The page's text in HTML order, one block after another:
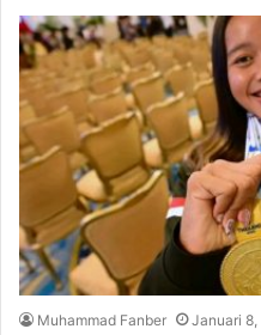
Muhammad Fanber Januari